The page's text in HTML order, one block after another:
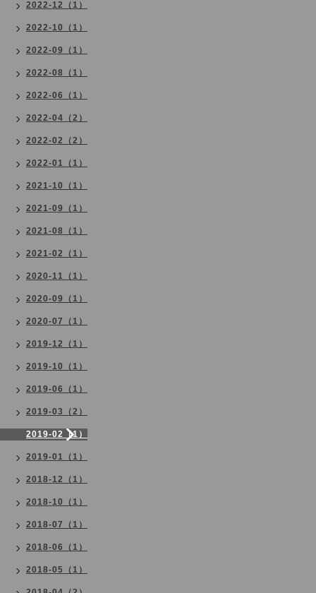
2022-12（1）
2022-10（1）
2022-09（1）
2022-08（1）
2022-06（1）
2022-04（2）
2022-02（2）
2022-01（1）
2021-10（1）
2021-09（1）
2021-08（1）
2021-02（1）
2020-11（1）
2020-09（1）
2020-07（1）
2019-12（1）
2019-10（1）
2019-06（1）
2019-03（2）
2019-02（1）
2019-01（1）
2018-12（1）
2018-10（1）
2018-07（1）
2018-06（1）
2018-05（1）